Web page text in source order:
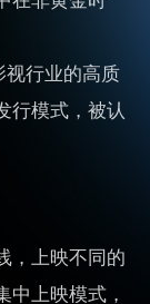
视行业的高质
行模式，被认
，上映不同的
中上映模式，